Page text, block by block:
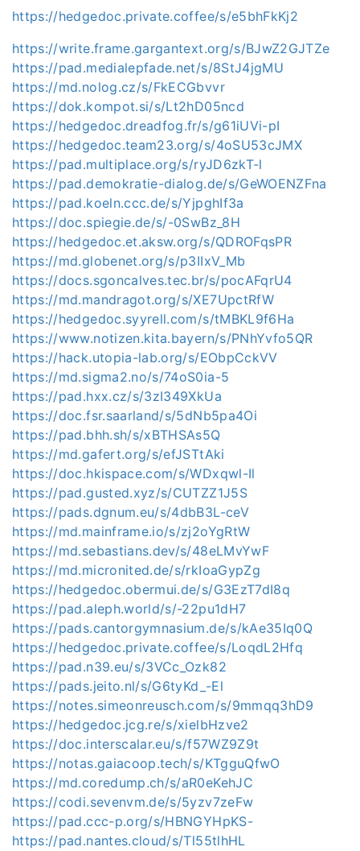
https://hedgedoc.private.coffee/s/e5bhFkKj2
https://write.frame.gargantext.org/s/BJwZ2GJTZe
https://pad.medialepfade.net/s/8StJ4jgMU
https://md.nolog.cz/s/FkECGbvvr
https://dok.kompot.si/s/Lt2hD05ncd
https://hedgedoc.dreadfog.fr/s/g61iUVi-pI
https://hedgedoc.team23.org/s/4oSU53cJMX
https://pad.multiplace.org/s/ryJD6zkT-l
https://pad.demokratie-dialog.de/s/GeWOENZFna
https://pad.koeln.ccc.de/s/YjpghIf3a
https://doc.spiegie.de/s/-0SwBz_8H
https://hedgedoc.et.aksw.org/s/QDROFqsPR
https://md.globenet.org/s/p3IIxV_Mb
https://docs.sgoncalves.tec.br/s/pocAFqrU4
https://md.mandragot.org/s/XE7UpctRfW
https://hedgedoc.syyrell.com/s/tMBKL9f6Ha
https://www.notizen.kita.bayern/s/PNhYvfo5QR
https://hack.utopia-lab.org/s/EObpCckVV
https://md.sigma2.no/s/74oS0ia-5
https://pad.hxx.cz/s/3zI349XkUa
https://doc.fsr.saarland/s/5dNb5pa4Oi
https://pad.bhh.sh/s/xBTHSAs5Q
https://md.gafert.org/s/efJSTtAki
https://doc.hkispace.com/s/WDxqwl-Il
https://pad.gusted.xyz/s/CUTZZ1J5S
https://pads.dgnum.eu/s/4dbB3L-ceV
https://md.mainframe.io/s/zj2oYgRtW
https://md.sebastians.dev/s/48eLMvYwF
https://md.micronited.de/s/rkIoaGypZg
https://hedgedoc.obermui.de/s/G3EzT7dI8q
https://pad.aleph.world/s/-22pu1dH7
https://pads.cantorgymnasium.de/s/kAe35Iq0Q
https://hedgedoc.private.coffee/s/LoqdL2Hfq
https://pad.n39.eu/s/3VCc_Ozk82
https://pads.jeito.nl/s/G6tyKd_-El
https://notes.simeonreusch.com/s/9mmqq3hD9
https://hedgedoc.jcg.re/s/xielbHzve2
https://doc.interscalar.eu/s/f57WZ9Z9t
https://notas.gaiacoop.tech/s/KTgguQfwO
https://md.coredump.ch/s/aR0eKehJC
https://codi.sevenvm.de/s/5yzv7zeFw
https://pad.ccc-p.org/s/HBNGYHpKS-
https://pad.nantes.cloud/s/Tl55tlhHL